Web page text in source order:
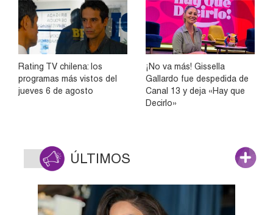
Rating TV chilena: los
programas más vistos del
jueves 6 de agosto
¡No va más! Gissella
Gallardo fue despedida de
Canal 13 y deja «Hay que
Decirlo»
ÚLTIMOS